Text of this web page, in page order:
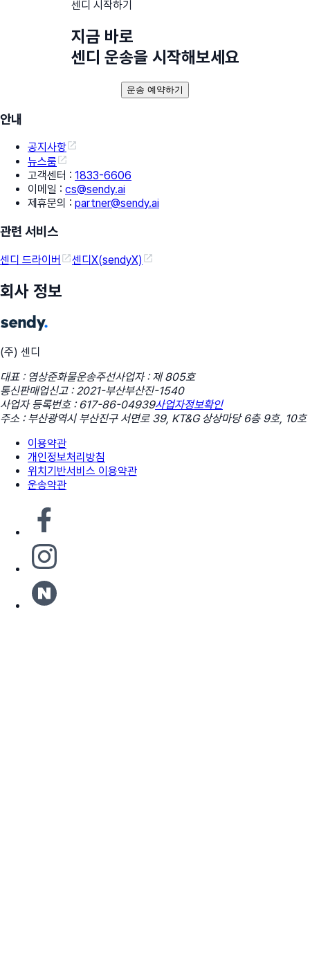
센디 시작하기
지금 바로
센디 운송을 시작해보세요
운송 예약하기
안내
공지사항
뉴스룸
고객센터 : 1833-6606
이메일 : cs@sendy.ai
제휴문의 : partner@sendy.ai
관련 서비스
센디 드라이버 센디X(sendyX)
회사 정보
(주) 센디
대표 : 염상준화물운송주선사업자 : 제 805호
통신판매업신고 : 2021-부산부산진-1540
사업자 등록번호 : 617-86-04939사업자정보확인
주소 : 부산광역시 부산진구 서면로 39, KT&G 상상마당 6층 9호, 10호
이용약관
개인정보처리방침
위치기반서비스 이용약관
운송약관